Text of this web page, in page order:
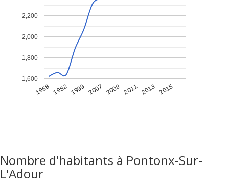
1968 1982 1999 2007 2009 2011 2013 2015
1,600
1,800
2,000
2,200
Nombre d'habitants à Pontonx-Sur-
L'Adour